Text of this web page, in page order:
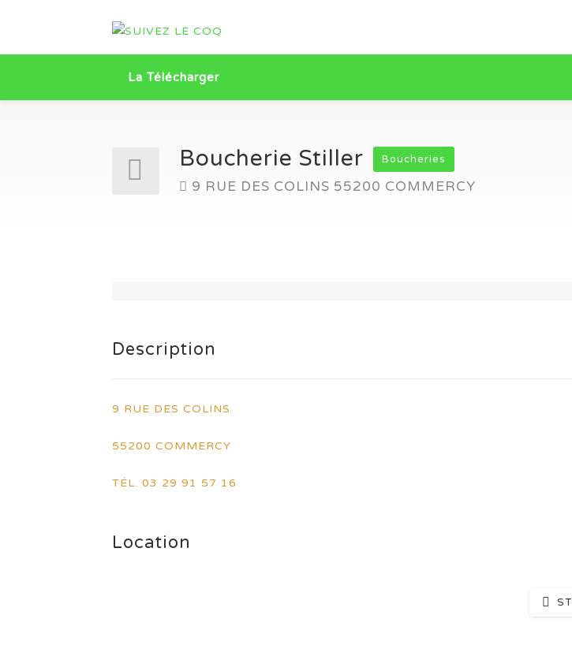
La Télécharger
Boucherie Stiller Boucheries
9 RUE DES COLINS 55200 COMMERCY
Description
9 RUE DES COLINS
55200 COMMERCY
TÉL. 03 29 91 57 16
Location